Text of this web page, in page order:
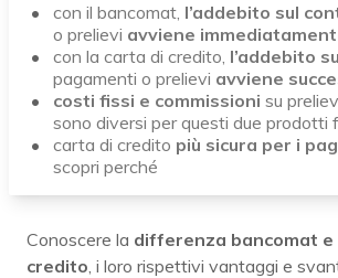
con il bancomat, l’addebito sul
o prelievi avviene
con la carta di credito, l’addebito
pagamenti o prelievi avviene
costi fissi e commissioni su
sono diversi per questi due prodotti
carta di credito più sicura per i
scopri perché
Conoscere la differenza bancomat
credito, i loro rispettivi vantaggi e